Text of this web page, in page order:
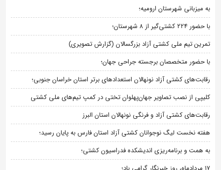
به میزبانی شهرستان ارومیه؛
با حضور ۲۲۴ کشتی‌گیر از ۸ شهرستان؛
تمرین تیم ملی کشتی آزاد بزرگسالان (گزارش تصویری)
با حضور متخصصان برجسته جراحی جهان؛
رقابت‌های کشتی آزاد نونهالان استعدادهای برتر استان خراسان جنوبی؛
کلیپی از نصب تصاویر جهان‌پهلوان تختی در کمپ تیم‌های ملی کشتی
رقابت‌های کشتی آزاد و فرنگی نونهالان استان البرز
هفته نخست لیگ نوجوانان کشتی آزاد استان فارس به پایان رسید؛
به همت و برنامه‌ریزی اندیشکده فدراسیون کشتی؛